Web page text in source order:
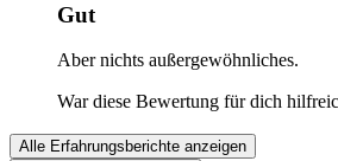
Gut
Aber nichts außergewöhnliches.
War diese Bewertung für dich
Alle Erfahrungsberichte anzeigen